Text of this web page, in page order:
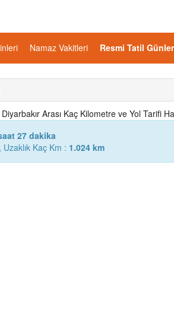
Namaz Vakitleri Resmi Tatil
Arası Kaç Kilometre ve Yol Tarifi
27 dakika
Kaç Km : 1.024 km